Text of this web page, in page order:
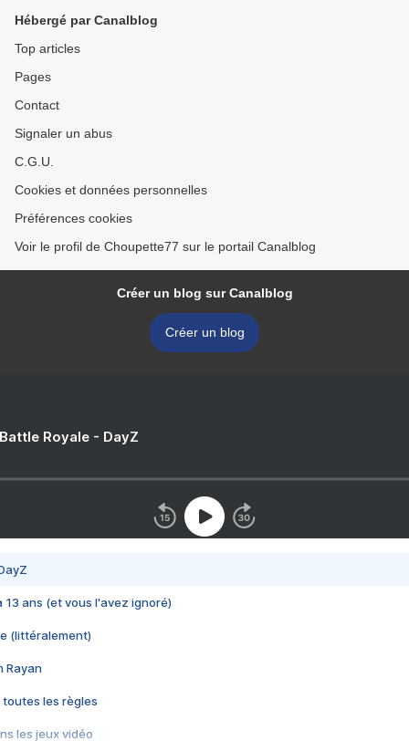
Hébergé par Canalblog
Top articles
Pages
Contact
Signaler un abus
C.G.U.
Cookies et données personnelles
Préférences cookies
Voir le profil de Choupette77 sur le portail Canalblog
Créer un blog sur Canalblog
Créer un blog
Royale - DayZ
13 ans (et vous l'avez ignoré)
(littéralement)
Rayan
toutes les règles
les jeux vidéo